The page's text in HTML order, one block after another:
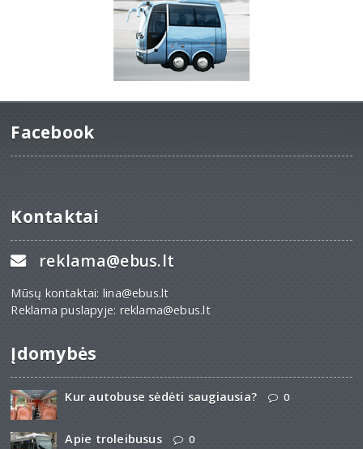
Facebook
Kontaktai
reklama@ebus.lt
Mūsų kontaktai: lina@ebus.lt
Reklama puslapyje: reklama@ebus.lt
Įdomybės
Kur autobuse sėdėti saugiausia? 0
Apie troleibusus 0